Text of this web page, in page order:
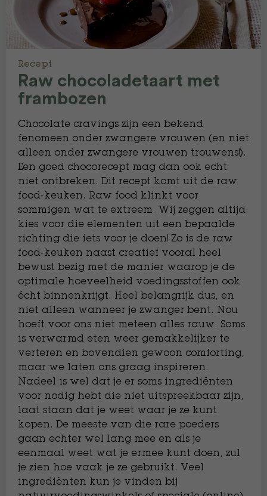
Recept
Raw chocoladetaart met
frambozen
Chocolate cravings zijn een bekend
fenomeen onder zwangere vrouwen (en niet
alleen onder zwangere vrouwen trouwens!).
Een goed chocorecept mag dan ook echt
niet ontbreken. Dit recept komt uit de raw
food-keuken. Raw food klinkt voor
sommigen wat te extreem. Wij zeggen altijd:
kies voor die elementen uit een bepaalde
richting die iets voor je doen! Zo is de raw
food-keuken naast creatief vooral heel
bewust bezig met de manier waarop je de
optimale hoeveelheid voedingsstoffen ook
écht binnenkrijgt. Heel belangrijk dus, en
niet alleen wanneer je zwanger bent. Nou
hoeft voor ons niet meteen alles rauw. Soms
is verwarmd eten weer gemakkelijker te
verteren en bovendien gewoon comforting,
maar we laten ons graag inspireren.
Nadeel is wel dat je er soms ingrediënten
voor nodig hebt die niet uitspreekbaar zijn,
laat staan dat je weet waar je ze kunt
kopen. De meeste van die rare poeders
gaan echter wel lang mee en als je
eenmaal weet wat je ermee kunt doen, zul
je zien hoe vaak je ze gebruikt. Veel
ingrediënten kun je vinden bij